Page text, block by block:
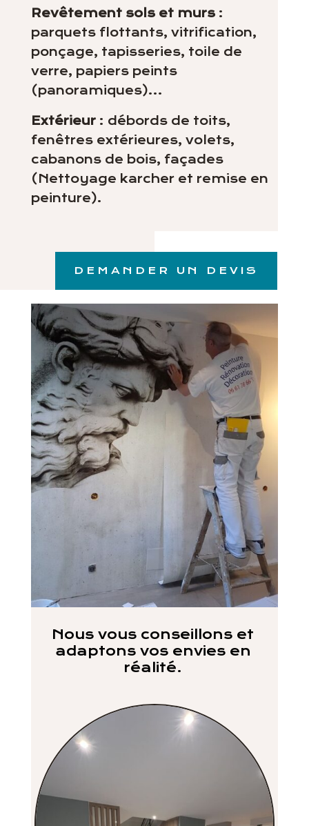
Revêtement sols et murs:
parquets flottants, vitrification,
ponçage, tapisseries, toile de
verre, papiers peints
(panoramiques)…
Extérieur: débords de toits,
fenêtres extérieures, volets,
cabanons de bois, façades
(Nettoyage karcher et remise en
peinture).
DEMANDER UN DEVIS
Nous vous conseillons et
adaptons vos envies en
réalité.